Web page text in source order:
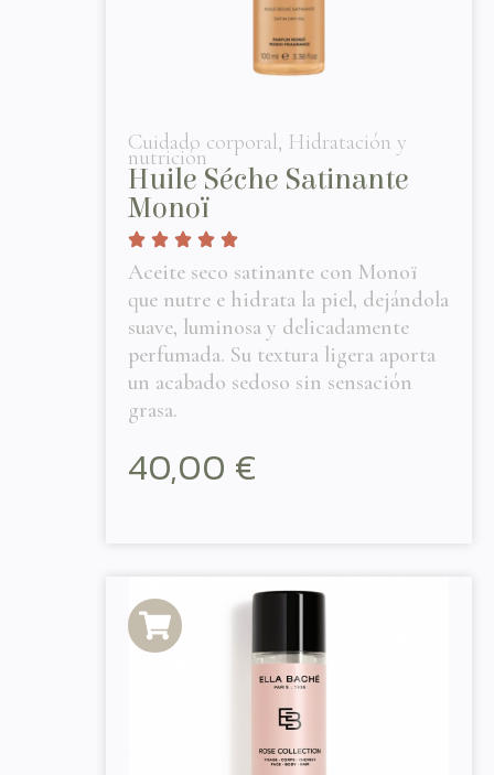
Cuidado corporal, Hidratación y
nutrición
Huile Séche Satinante
Monoï
Aceite seco satinante con Monoï
que nutre e hidrata la piel, dejándola
suave, luminosa y delicadamente
perfumada. Su textura ligera aporta
un acabado sedoso sin sensación
grasa.
40,00 €